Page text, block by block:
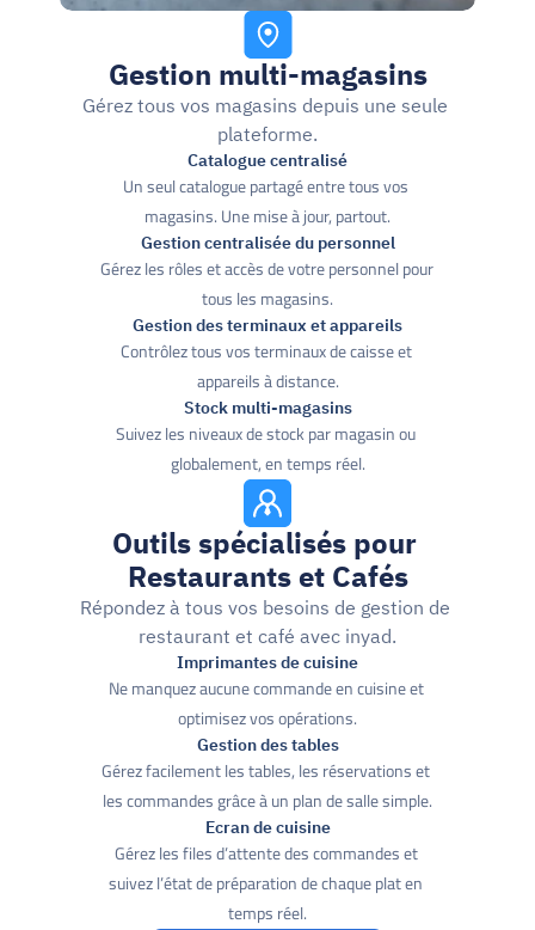
Gestion multi-magasins
Gérez tous vos magasins depuis une seule
plateforme.
Catalogue centralisé
Un seul catalogue partagé entre tous vos
magasins. Une mise à jour, partout.
Gestion centralisée du personnel
Gérez les rôles et accès de votre personnel pour
tous les magasins.
Gestion des terminaux et appareils
Contrôlez tous vos terminaux de caisse et
appareils à distance.
Stock multi-magasins
Suivez les niveaux de stock par magasin ou
globalement, en temps réel.
Outils spécialisés pour
Restaurants et Cafés
Répondez à tous vos besoins de gestion de
restaurant et café avec inyad.
Imprimantes de cuisine
Ne manquez aucune commande en cuisine et
optimisez vos opérations.
Gestion des tables
Gérez facilement les tables, les réservations et
les commandes grâce à un plan de salle simple.
Ecran de cuisine
Gérez les files d’attente des commandes et
suivez l’état de préparation de chaque plat en
temps réel.